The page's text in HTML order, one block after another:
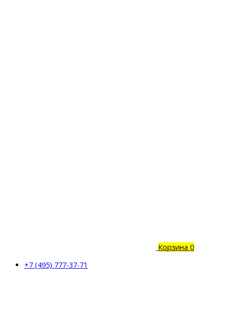
Корзина 0
+7 (495) 777-37-71